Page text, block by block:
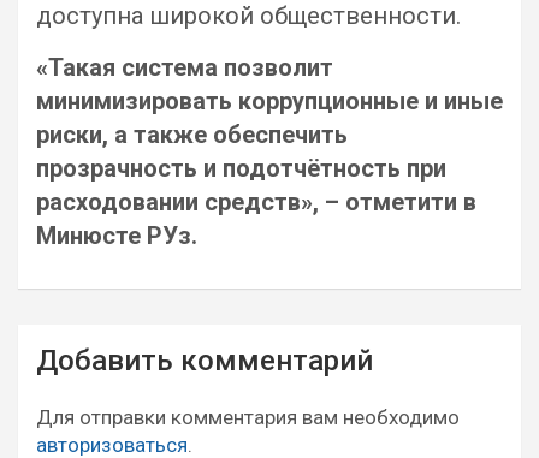
доступна широкой общественности.
«Такая система позволит
минимизировать коррупционные и иные
риски, а также обеспечить
прозрачность и подотчётность при
расходовании средств», – отметити в
Минюсте РУз.
Навигация
по
записям
Добавить комментарий
Для отправки комментария вам необходимо
авторизоваться.